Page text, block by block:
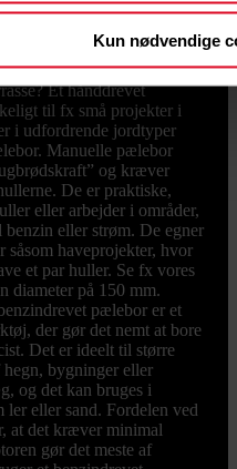
Kun nødvendige
kontrol og sikkerhed.
Først og fremmest skal
bruge pæleboret til. Skal
stolper til et gyngestativ
Et hånddrevet
til fx små projekter i
i udfordrende jordtyper
Manuelle pælebor
og kræver
De er praktiske,
eller arbejder i områder,
eller strøm. De egner
såsom haveprojekter, hvor
et par huller. Se fx vores
diameter på 150 mm.
pælebor er et
der gør det nemt at bore
Det er ideelt til større
bygninger eller
og det kan bruges i
ler eller sand. Fordelen ved
at det kræver minimal
gør det meste af